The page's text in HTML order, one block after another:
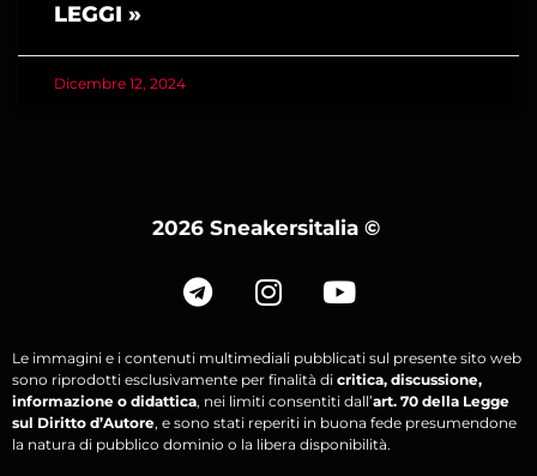
LEGGI »
Dicembre 12, 2024
2026 Sneakersitalia ©
Le immagini e i contenuti multimediali pubblicati sul presente sito web
sono riprodotti esclusivamente per finalità di critica, discussione,
informazione o didattica, nei limiti consentiti dall’art. 70 della Legge
sul Diritto d’Autore, e sono stati reperiti in buona fede presumendone
la natura di pubblico dominio o la libera disponibilità.